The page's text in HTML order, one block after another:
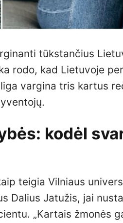
tūkstančius
rodo, kad Lietuvoje
vargina tris kartus
kodėl
teigia Vilniaus
Dalius Jatužis, jai
„Kartais žmonės